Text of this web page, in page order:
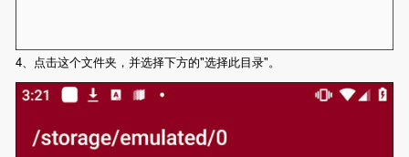
4、点击这个文件夹，并选择下方的"选择此目录"。